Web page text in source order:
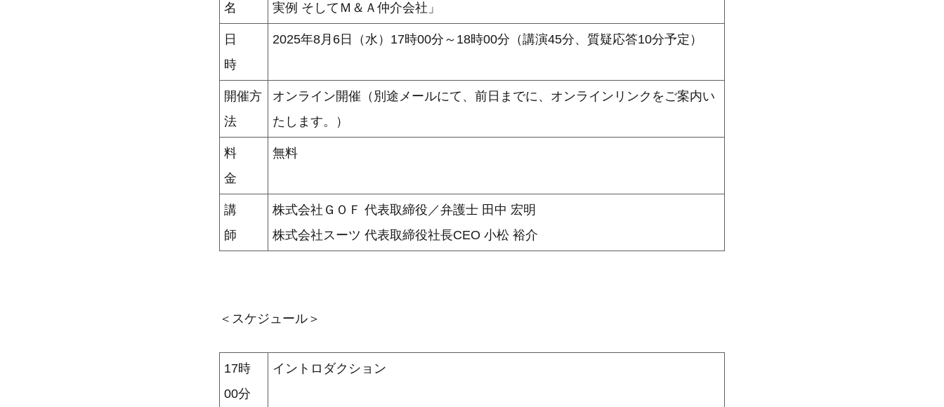
名
実例 そしてＭ＆Ａ仲介会社」
日
時
2025年8月6日（水）17時00分～18時00分（講演45分、質疑応答10分予定）
開催方
法
オンライン開催（別途メールにて、前日までに、オンラインリンクをご案内い
たします。）
料
金
無料
講
師
株式会社ＧＯＦ 代表取締役／弁護士 田中 宏明
株式会社スーツ 代表取締役社長CEO 小松 裕介
＜スケジュール＞
17時
00分
イントロダクション